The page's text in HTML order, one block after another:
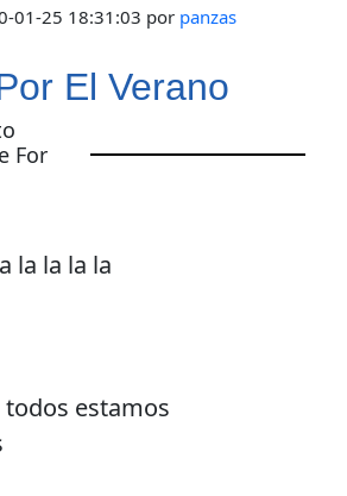
01-25 18:31:03 por panzas
El Verano
For
la la la la
todos estamos